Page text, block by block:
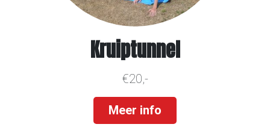
Kruiptunnel
€20,-
Meer info